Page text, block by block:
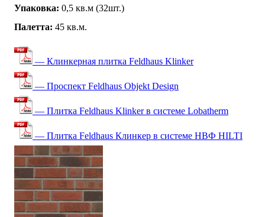
Упаковка: 0,5 кв.м (32шт.)
Палетта: 45 кв.м.
— Клинкерная плитка Feldhaus Klinker
— Проспект Feldhaus Objekt Design
— Плитка Feldhaus Klinker в системе Lobatherm
— Плитка Feldhaus Клинкер в системе НВФ HILTI